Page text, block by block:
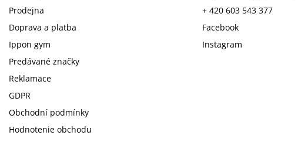
Prodejna
Doprava a platba
Ippon gym
Predávané značky
Reklamace
GDPR
Obchodní podmínky
Hodnotenie obchodu
+ 420 603 543 377
Facebook
Instagram